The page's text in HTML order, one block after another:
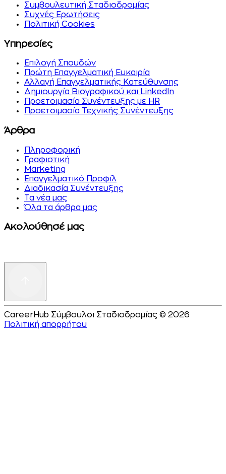
Συμβουλευτική Σταδιοδρομίας
Συχνές Ερωτήσεις
Πολιτική Cookies
Υπηρεσίες
Επιλογή Σπουδών
Πρώτη Επαγγελματική Ευκαιρία
Αλλαγή Επαγγελματικής Κατεύθυνσης
Δημιουργία Βιογραφικού και LinkedIn
Προετοιμασία Συνέντευξης με HR
Προετοιμασία Τεχνικής Συνέντευξης
Άρθρα
Πληροφορική
Γραφιστική
Marketing
Επαγγελματικό Προφίλ
Διαδικασία Συνέντευξης
Τα νέα μας
Όλα τα άρθρα μας
Ακολούθησέ μας
CareerHub Σύμβουλοι Σταδιοδρομίας © 2026
Πολιτική απορρήτου